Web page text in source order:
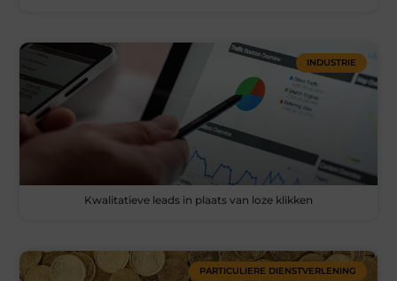
INDUSTRIE
Kwalitatieve leads in plaats van loze klikken
PARTICULIERE DIENSTVERLENING